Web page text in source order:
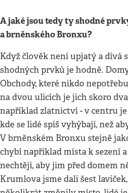
A jaké jsou tedy ty shodné
a brněnského Bronxu?
Když člověk není upjatý a dívá
shodných prvků je hodně.
Obchody, které nikdo
na dvou ulicích je jich skoro
například zlatnictví - v centru
kde se lidé spíš vyhýbají, než
V brněnském Bronxu stejně
chybí například místa k sezení
nechtějí, aby jim před domem
Krumlova jsme dali šest